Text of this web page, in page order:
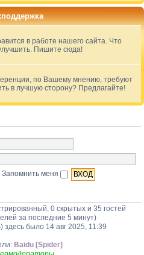
в работе нашего сайта. Что
Пишите сюда!
по Вашему мнению, требуют
в лучшую сторону? Предлагайте!
Запомнить меня
0 скрытых и 35 гостей
за последние 5 минут)
) здесь было 14 авг 2025, 11:39
Baidu [Spider]